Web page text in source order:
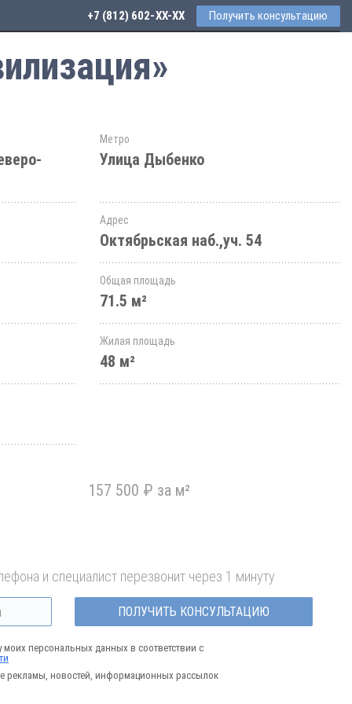
+7 (812) 602-44-77 Получить консультацию
Метро
Улица Дыбенко
Адрес
Октябрьская наб.,уч. 54
Общая площадь
71.5 м²
Жилая площадь
48 м²
157 500 ₽ за м²
и специалист перезвонит через 1 минуту
ПОЛУЧИТЬ КОНСУЛЬТАЦИЮ
моих персональных данных в соответствии с
рекламы, новостей, информационных рассылок